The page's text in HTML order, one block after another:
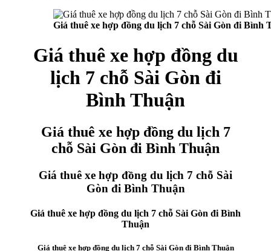
Giá thuê xe hợp đồng du lịch 7 chỗ Sài Gòn đi Bình
Giá thuê xe hợp đồng du
lịch 7 chỗ Sài Gòn đi
Bình Thuận
Giá thuê xe hợp đồng du lịch 7
chỗ Sài Gòn đi Bình Thuận
Giá thuê xe hợp đồng du lịch 7 chỗ Sài
Gòn đi Bình Thuận
Giá thuê xe hợp đồng du lịch 7 chỗ Sài Gòn đi Bình
Thuận
Giá thuê xe hợp đồng du lịch 7 chỗ Sài Gòn đi Bình Thuận